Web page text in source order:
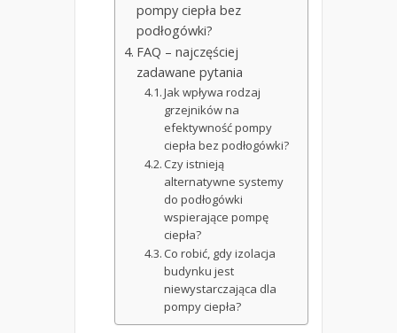
pompy ciepła bez
podłogówki?
FAQ – najczęściej
zadawane pytania
Jak wpływa rodzaj
grzejników na
efektywność pompy
ciepła bez podłogówki?
Czy istnieją
alternatywne systemy
do podłogówki
wspierające pompę
ciepła?
Co robić, gdy izolacja
budynku jest
niewystarczająca dla
pompy ciepła?